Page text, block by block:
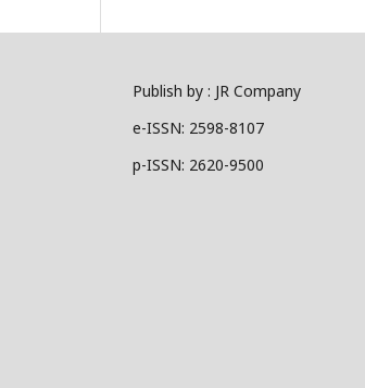
Publish by : JR Company
e-ISSN: 2598-8107
p-ISSN: 2620-9500